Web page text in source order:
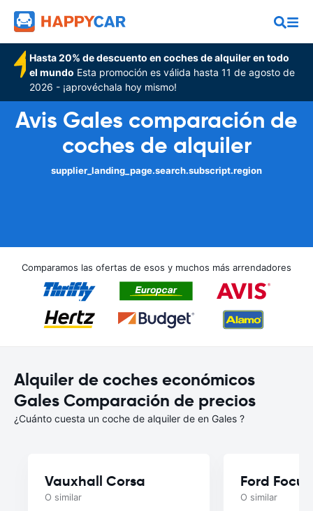
Hasta 20% de descuento en coches de alquiler en todo
el mundo Esta promoción es válida hasta 11 de agosto de
2026 - ¡aprovéchala hoy mismo!
Avis Gales comparación de
coches de alquiler
supplier_landing_page.search.subscript.region
Comparamos las ofertas de esos y muchos más arrendadores
Alquiler de coches económicos
Gales Comparación de precios
¿Cuánto cuesta un coche de alquiler de en Gales ?
Vauxhall Corsa
O similar
Ford Focus
O similar